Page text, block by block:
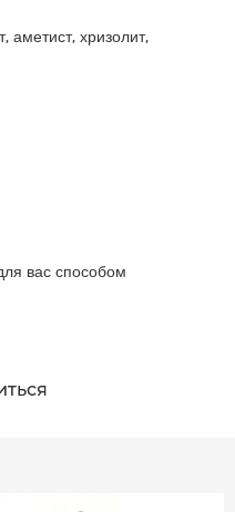
аметист, хризолит,
вас способом